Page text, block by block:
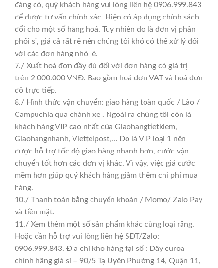
đáng có, quý khách hàng vui lòng liên hệ 0906.999.843
để được tư vấn chính xác. Hiện có áp dụng chính sách
đổi cho một số hàng hoá. Tuy nhiên do là đơn vị phân
phối sỉ, giá cả rất rẻ nên chúng tôi khó có thể xử lý đổi
với các đơn hàng nhỏ lẻ.
7./ Xuất hoá đơn đầy đủ đối với đơn hàng có giá trị
trên 2.000.000 VNĐ. Bao gồm hoá đơn VAT và hoá đơn
đỏ trực tiếp.
8./ Hình thức vận chuyển: giao hàng toàn quốc / Lào /
Campuchia qua chành xe . Ngoài ra chúng tôi còn là
khách hàng VIP cao nhất của Giaohangtietkiem,
Giaohangnhanh, Viettelpost,… Do là VIP loại 1 nên
được hỗ trợ tốc độ giao hàng nhanh hơn, cước vận
chuyển tốt hơn các đơn vị khác. Vì vậy, việc giá cước
mềm hơn giúp quý khách hàng giảm thêm chi phí mua
hàng.
10./ Thanh toán bằng chuyển khoản / Momo/ Zalo Pay
và tiền mặt.
11./ Xem thêm một số sản phẩm khác cùng loại răng.
Hoặc cần hỗ trợ vui lòng liên hệ SĐT/Zalo:
0906.999.843. Địa chỉ kho hàng tại số : Dây curoa
chính hãng giá sỉ – 90/5 Tạ Uyên Phường 14, Quận 11,